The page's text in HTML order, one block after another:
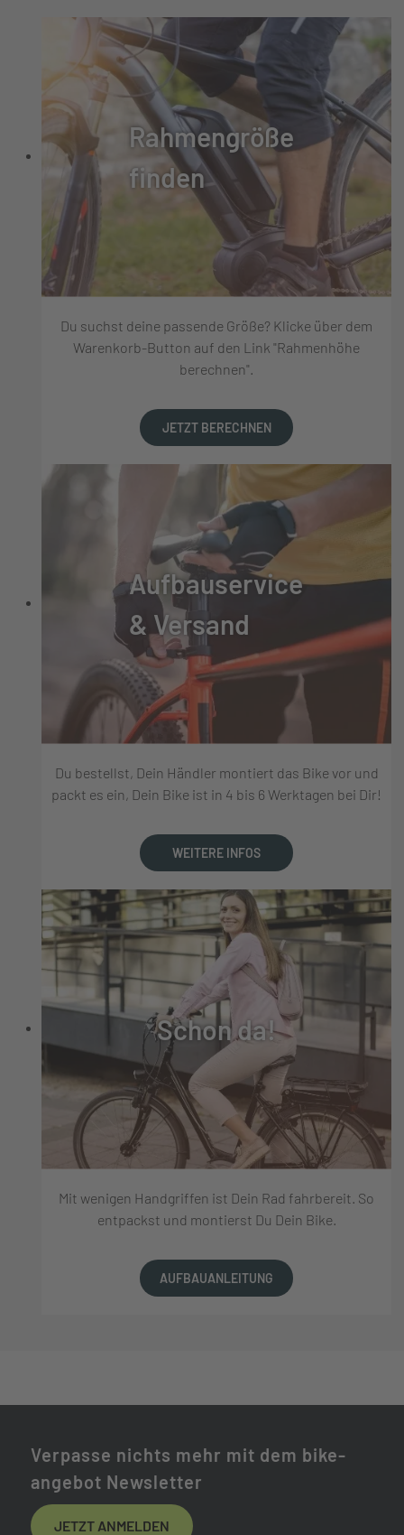
Rahmengröße
finden
Du suchst deine passende Größe? Klicke über dem
Warenkorb-Button auf den Link "Rahmenhöhe
berechnen".
JETZT BERECHNEN
Aufbauservice
& Versand
Du bestellst, Dein Händler montiert das Bike vor und
packt es ein, Dein Bike ist in 4 bis 6 Werktagen bei Dir!
WEITERE INFOS
Schon da!
Mit wenigen Handgriffen ist Dein Rad fahrbereit. So
entpackst und montierst Du Dein Bike.
AUFBAUANLEITUNG
Verpasse nichts mehr mit dem bike-
angebot Newsletter
JETZT ANMELDEN